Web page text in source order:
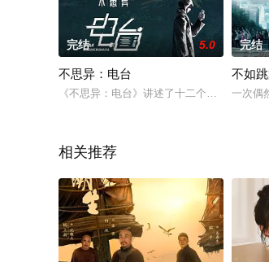
完结 5.0
不思异：电台
《不思异：电台》讲述了十二个脑洞大开
完结
不如
一次偶
相关推荐